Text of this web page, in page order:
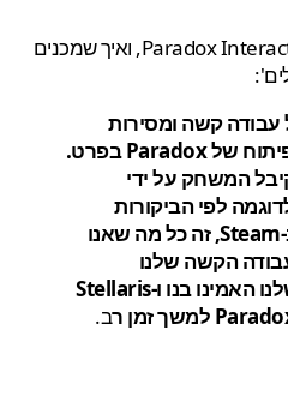
אמר פרדריק ווסטר, מנכ"ל Paradox Interactive, ואיך שמכנים
קשה ומסירות
החברה בכלל ואולפן הפיתוח של Paradox בפרט.
על ידי
לפי הביקורות
שמעבירים השחקנים ב-Steam, זה כל מה שאנו
הקשה שלנו
השתלמה. המעריצים שלנו האמינו בנו ו-Stellaris
ב.